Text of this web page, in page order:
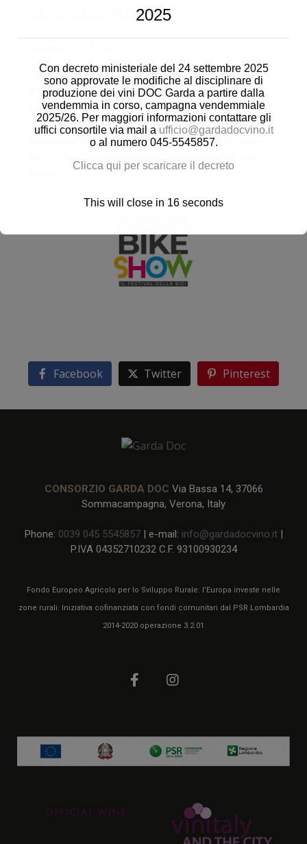
COSMOBIKE 2019
TheGarda Doc Consortiumwas present
COSMO BIKE 2019, the main event for bike
lovers, that took place in Verona last 16 and 17
February 2019. Many initiatives for the Doc
promotion are already planned: keep on following
Facebook Twitter Pinterest
CONSORZIO GARDA DOC Via Bassa 14, 37066
Sommacampagna, Verona, Italy
Phone: 0039 045 5545857| e-mail: info@gardadocvino.it|
P.IVA 04352710232 C.F. 93100930234
Fondo Europeo Agricolo per lo Sviluppo Rurale: l’Europa investe nelle
zone rurali. Iniziativa cofinanziata con fondi comunitari dal PSR Lombardia
2014-2020 operazione 3.2.01
2025
Con decreto ministeriale del 24 settembre 2025
sono approvate le modifiche al disciplinare di
produzione dei vini DOC Garda a partire dalla
vendemmia in corso, campagna vendemmiale
2025/26. Per maggiori informazioni contattare gli
uffici consortile via mail a ufficio@gardadocvino.it
o al numero 045-5545857.
Clicca qui per scaricare il decreto
This will close in 16 seconds